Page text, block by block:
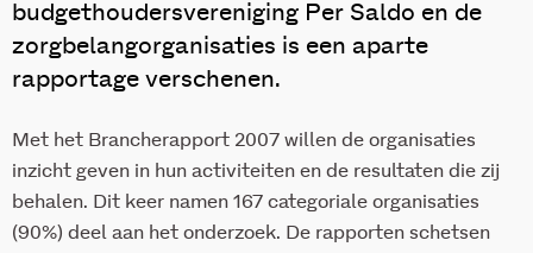
budgethoudersvereniging Per Saldo en de
zorgbelangorganisaties is een aparte
rapportage verschenen.
Met het Brancherapport 2007 willen de organisaties
inzicht geven in hun activiteiten en de resultaten die zij
behalen. Dit keer namen 167 categoriale organisaties
(90%) deel aan het onderzoek. De rapporten schetsen